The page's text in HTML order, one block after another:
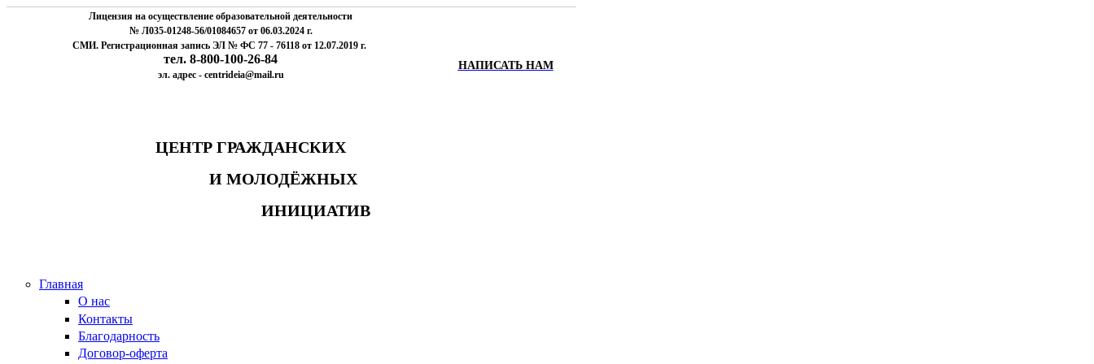
Лицензия на осуществление образовательной деятельности
№ Л035-01248-56/01084657 от 06.03.2024 г.
СМИ. Регистрационная запись ЭЛ № ФС 77 - 76118 от 12.07.2019 г.
тел. 8-800-100-26-84
эл. адрес - centrideia@mail.ru
НАПИСАТЬ НАМ
ЦЕНТР ГРАЖДАНСКИХ
И МОЛОДЁЖНЫХ
ИНИЦИАТИВ
Главная
О нас
Контакты
Благодарность
Договор-оферта